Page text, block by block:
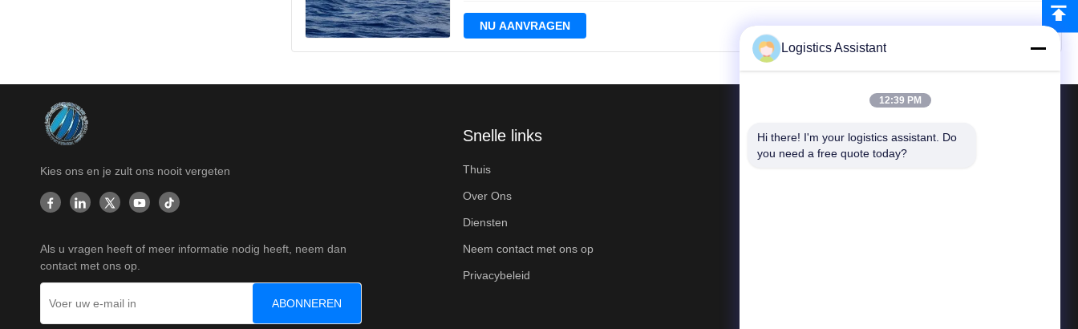
Cargo detail. 5. Cargo Ready Date 1. Q: My supplier has no
NU AANVRAGEN
Kies ons en je zult ons nooit vergeten
Als u vragen heeft of meer informatie nodig heeft, neem dan
contact met ons op.
ABONNEREN
Snelle links
Thuis
Over Ons
Diensten
Neem contact met ons op
Privacybeleid
Neem contact met ons op
Logistics Assistant
12:39 PM
Hi there! I'm your logistics assistant. Do
you need a free quote today?